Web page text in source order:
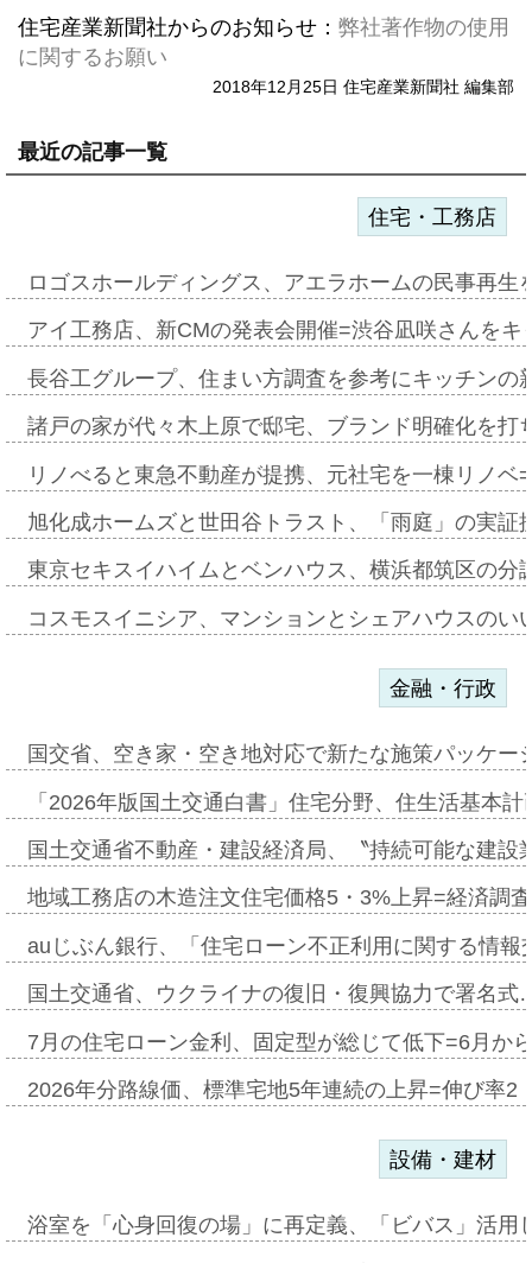
住宅産業新聞社からのお知らせ： 弊社著作物の使用
に関するお願い
2018年12月25日 住宅産業新聞社 編集部
最近の記事一覧
住宅・工務店
ロゴスホールディングス、アエラホームの民事再
アイ工務店、新CMの発表会開催=渋谷凪咲さんを
長谷工グループ、住まい方調査を参考にキッチン
諸戸の家が代々木上原で邸宅、ブランド明確化を
リノべると東急不動産が提携、元社宅を一棟リノ
旭化成ホームズと世田谷トラスト、「雨庭」の実
東京セキスイハイムとベンハウス、横浜都筑区の
コスモスイニシア、マンションとシェアハウスの
金融・行政
国交省、空き家・空き地対応で新たな施策パッケ
「2026年版国土交通白書」住宅分野、住生活基本
国土交通省不動産・建設経済局、〝持続可能な建
地域工務店の木造注文住宅価格5・3%上昇=経済調
auじぶん銀行、「住宅ローン不正利用に関する情
国土交通省、ウクライナの復旧・復興協力で署名
7月の住宅ローン金利、固定型が総じて低下=6月か
2026年分路線価、標準宅地5年連続の上昇=伸び率
設備・建材
浴室を「心身回復の場」に再定義、「ビバス」活